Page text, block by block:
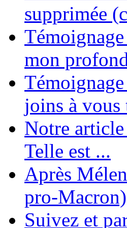
supprimée
mon
joins à vous
Notre
Telle est ...
Après
pro-
Suivez et